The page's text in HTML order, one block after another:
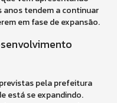
tendem a continuar
em fase de expansão.
pela prefeitura
está se expandindo.